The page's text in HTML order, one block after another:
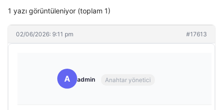
1 yazı görüntüleniyor (toplam 1)
02/06/2026: 9:11 pm #17613
A admin Anahtar yönetici